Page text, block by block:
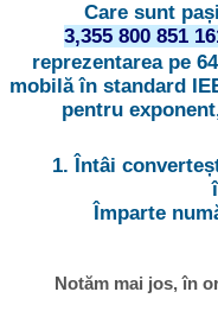
Care sunt
3,355 800 851
reprezentarea pe
mobilă în standard
pentru
1. Întâi
Împarte
Notăm mai jos, în